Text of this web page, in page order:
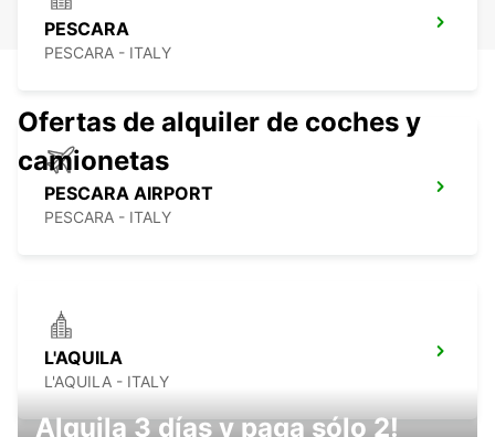
PESCARA
PESCARA - ITALY
PESCARA AIRPORT
PESCARA - ITALY
L'AQUILA
L'AQUILA - ITALY
Ofertas de alquiler de coches y
camionetas
Alquila 3 días y paga sólo 2!